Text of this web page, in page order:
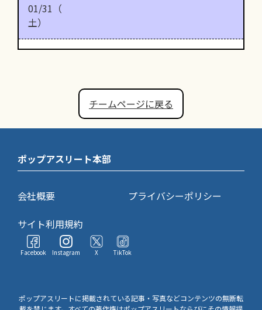
01/31（
土）
チームページに戻る
ポップアスリート本部
会社概要
プライバシーポリシー
サイト利用規約
Facebook Instagram X TikTok
ポップアスリートに掲載されている記事・写真などコンテンツの無断転